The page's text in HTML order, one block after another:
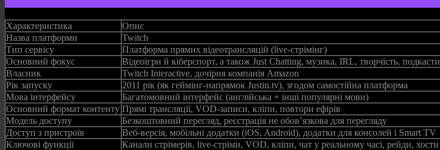
Характеристика
Опис
Назва платформи
Twitch
Тип сервісу
Платформа прямих відеотрансляцій (live‑стрімінг)
Основний фокус
Відеоігри й кіберспорт, а також Just Chatting, музика, IRL, творчість, подкасти
Власник
Twitch Interactive, дочірня компанія Amazon
Рік запуску
2011 рік (як геймінг‑напрямок Justin.tv), згодом самостійна платформа
Мова інтерфейсу
Багатомовний інтерфейс (англійська + інші популярні мови)
Основний формат контенту Прямі трансляції, VOD‑записи, кліпи, повтори ефірів
Модель доступу
Безкоштовний перегляд, реєстрація не обов’язкова для перегляду
Доступ з пристроїв
Веб‑версія, мобільні додатки (iOS, Android), додатки для консолей і Smart TV
Ключові функції
Канали стрімерів, live‑стріми, VOD, кліпи, чат у реальному часі, рейди, хости